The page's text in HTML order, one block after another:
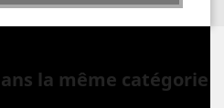
la même catégorie